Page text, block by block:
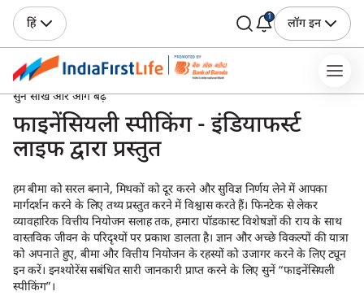
हिं 1 लॉग इन
सुने सीखें और आगे बढ़े
फाइनेंसियली स्पीकिंग - इंडियाफर्स्ट
लाइफ द्वारा प्रस्तुत
हम बीमा को सरल बनाने, मिथकों को दूर करने और सुविज्ञ निर्णय लेने में आपका
मार्गदर्शन करने के लिए तथ्य प्रस्तुत करने में विश्वास करते हैं। फिनटेक से लेकर
व्यावहारिक वित्तीय नियोजन सलाह तक, हमारा पॉडकास्ट विशेषज्ञों की राय के साथ
वास्तविक जीवन के परिदृश्यों पर प्रकाश डालता है। ज्ञान और अच्छे विकल्पों की यात्रा
को अपनाते हुए, बीमा और वित्तीय नियोजन के रहस्यों को उजागर करने के लिए ट्यून
इन करें। इनश्योरेंस सबंधित सारी जानकारी प्राप्त करने के लिए सुनें “फाइनेंसियली
स्पीकिंग”।